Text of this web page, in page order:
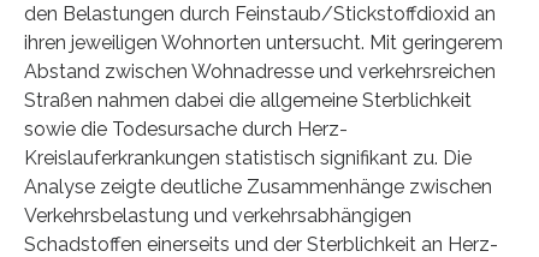
den Belastungen durch Feinstaub/Stickstoffdioxid an
ihren jeweiligen Wohnorten untersucht. Mit geringerem
Abstand zwischen Wohnadresse und verkehrsreichen
Straßen nahmen dabei die allgemeine Sterblichkeit
sowie die Todesursache durch Herz-
Kreislauferkrankungen statistisch signifikant zu. Die
Analyse zeigte deutliche Zusammenhänge zwischen
Verkehrsbelastung und verkehrsabhängigen
Schadstoffen einerseits und der Sterblichkeit an Herz-